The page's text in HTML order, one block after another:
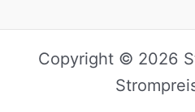
Copyright © 2026